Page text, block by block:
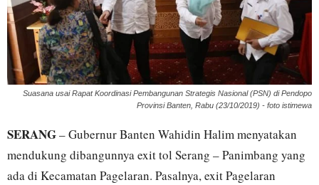
Suasana usai Rapat Koordinasi Pembangunan Strategis Nasional (PSN) di Pendopo
Provinsi Banten, Rabu (23/10/2019) - foto istimewa
SERANG– Gubernur Banten Wahidin Halim menyatakan
mendukung dibangunnya exit tol Serang – Panimbang yang
ada di Kecamatan Pagelaran. Pasalnya, exit Pagelaran